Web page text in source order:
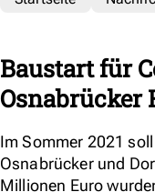
Baustart für
Osnabrücker
Im Sommer 2021
Osnabrücker und
Millionen Euro